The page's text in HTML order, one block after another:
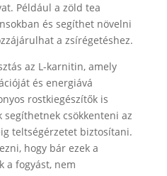
Például a zöld tea
és segíthet növelni
a zsírégetéshez.
az L-karnitin, amely
és energiává
rostkiegészítők is
segíthetnek csökkenteni az
teltségérzetet biztosítani.
hogy bár ezek a
a fogyást, nem